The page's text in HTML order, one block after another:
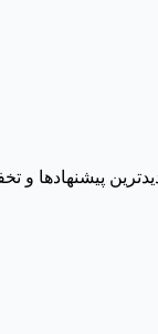
پیشنهادها و